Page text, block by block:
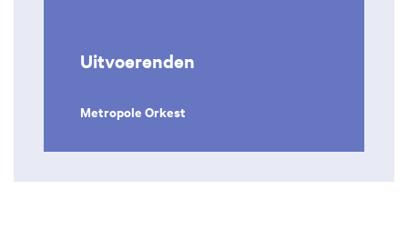
Uitvoerenden
Metropole Orkest